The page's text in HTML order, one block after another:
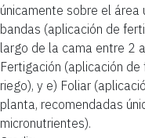
únicamente sobre el área
bandas (aplicación de
largo de la cama entre 2
Fertigación (aplicación
riego), y e) Foliar
planta, recomendadas
micronutrientes).